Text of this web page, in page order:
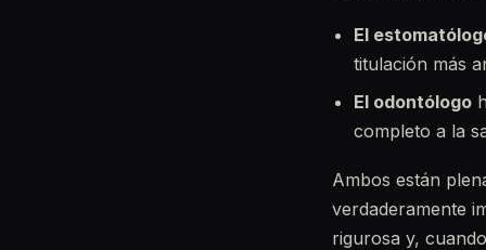
El
titulación más
El odontólogo
completo a la
Ambos están
verdaderamente
rigurosa y,